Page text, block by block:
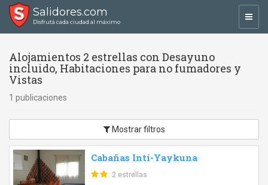
Salidores.com
Disfrutá cada ciudad al máximo
Alojamientos 2 estrellas con Desayuno
incluido, Habitaciones para no fumadores y
Vistas
1 publicaciones
Mostrar filtros
Cabañas Inti-Yaykuna
2 estrellas